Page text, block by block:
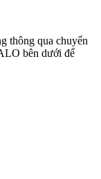
thông qua chuyển
bên dưới để